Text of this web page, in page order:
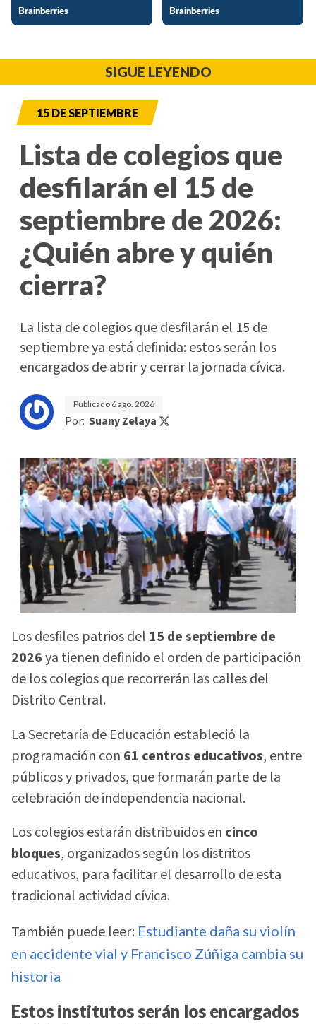
SIGUE LEYENDO
15 DE SEPTIEMBRE
Lista de colegios que
desfilarán el 15 de
septiembre de 2026:
¿Quién abre y quién
cierra?
La lista de colegios que desfilarán el 15 de
septiembre ya está definida: estos serán los
encargados de abrir y cerrar la jornada cívica.
Publicado 6 ago. 2026
Por: Suany Zelaya
Los desfiles patrios del 15 de septiembre de
2026ya tienen definido el orden de participación
de los colegios que recorrerán las calles del
Distrito Central.
La Secretaría de Educación estableció la
programación con 61 centros educativos, entre
públicos y privados, que formarán parte de la
celebración de independencia nacional.
Los colegios estarán distribuidos en cinco
bloques, organizados según los distritos
educativos, para facilitar el desarrollo de esta
tradicional actividad cívica.
También puede leer: Estudiante daña su violín
en accidente vial y Francisco Zúñiga cambia su
historia
Estos institutos serán los encargados